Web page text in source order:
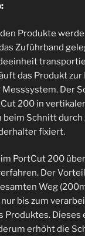
Produkte
Zuführband
das Produkt zur
Der
200 in
beim Schnitt durch
fixiert.
PortCut 200
Der
Weg
bis zum
Produktes. Dieses
erhöht die